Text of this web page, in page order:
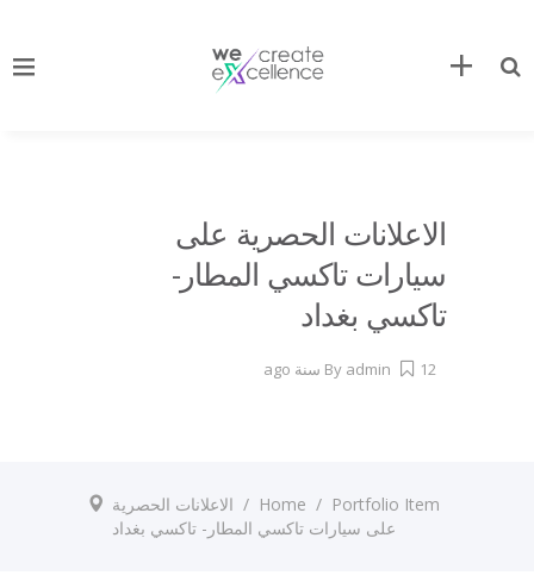
الاعلانات الحصرية على
سيارات تاكسي المطار-
تاكسي بغداد
By admin 12 سنة ago
Home / Portfolio Item
/ الاعلانات الحصرية
على سيارات تاكسي المطار- تاكسي بغداد